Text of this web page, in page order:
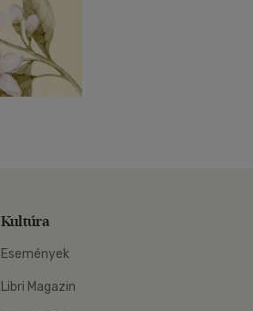
Kultúra
Események
Libri Magazin